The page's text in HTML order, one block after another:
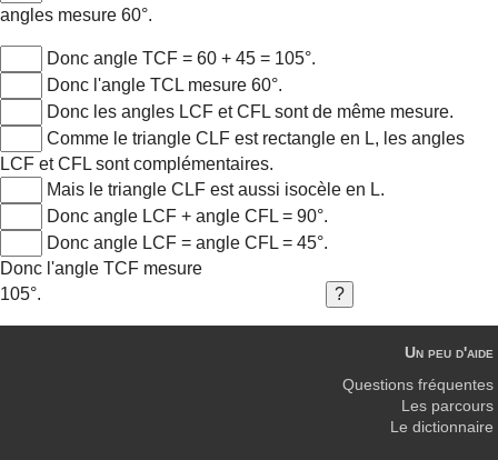
angles mesure 60°.
Donc angle TCF = 60 + 45 = 105°.
Donc l'angle TCL mesure 60°.
Donc les angles LCF et CFL sont de même mesure.
Comme le triangle CLF est rectangle en L, les angles
LCF et CFL sont complémentaires.
Mais le triangle CLF est aussi isocèle en L.
Donc angle LCF + angle CFL = 90°.
Donc angle LCF = angle CFL = 45°.
Donc l'angle TCF mesure
105°.
Un peu d'aide
Questions fréquentes
Les parcours
Le dictionnaire